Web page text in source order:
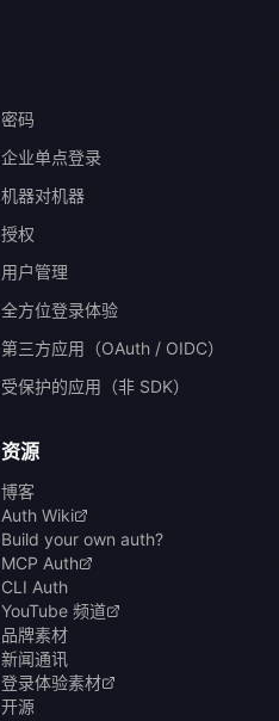
密码
企业单点登录
机器对机器
授权
用户管理
全方位登录体验
第三方应用（OAuth / OIDC）
受保护的应用（非 SDK）
资源
博客
Auth Wiki
Build your own auth?
MCP Auth
CLI Auth
YouTube 频道
品牌素材
新闻通讯
登录体验素材
开源